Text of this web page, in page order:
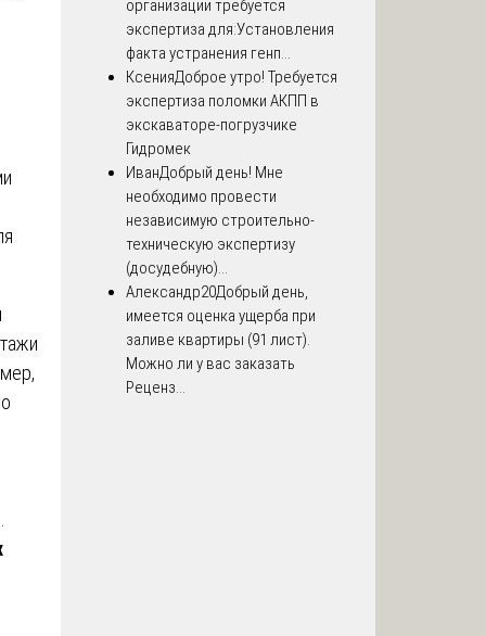
организации требуется
экспертиза для:Установления
факта устранения генп...
КсенияДоброе утро! Требуется
экспертиза поломки АКПП в
экскаваторе-погрузчике
Гидромек
ИванДобрый день! Мне
необходимо провести
независимую строительно-
техническую экспертизу
(досудебную)...
Александр20Добрый день,
имеется оценка ущерба при
заливе квартиры (91 лист).
Можно ли у вас заказать
Реценз...